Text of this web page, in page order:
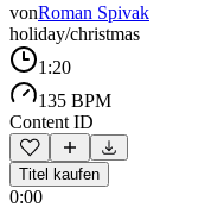
vonRoman Spivak
holiday/christmas
1:20
135 BPM
Content ID
Titel kaufen
0:00